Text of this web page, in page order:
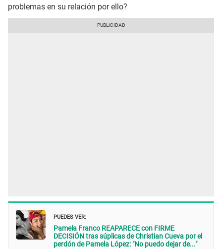
problemas en su relación por ello?
PUEDES VER:
Pamela Franco REAPARECE con FIRME
DECISIÓN tras súplicas de Christian Cueva por el
perdón de Pamela López: "No puedo dejar de..."